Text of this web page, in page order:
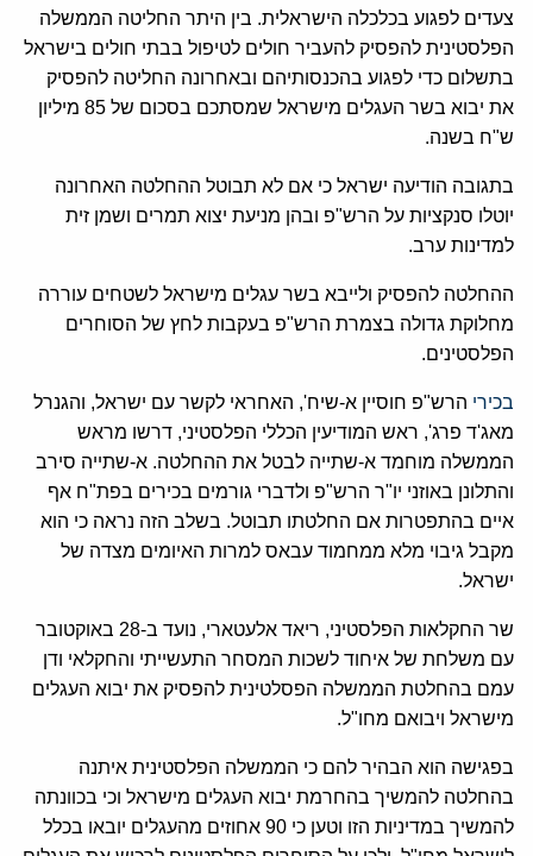
צעדים לפגוע בכלכלה הישראלית. בין היתר החליטה הממשלה
הפלסטינית להפסיק להעביר חולים לטיפול בבתי חולים בישראל
בתשלום כדי לפגוע בהכנסותיהם ובאחרונה החליטה להפסיק
את יבוא בשר העגלים מישראל שמסתכם בסכום של 85 מיליון
ש"ח בשנה.
בתגובה הודיעה ישראל כי אם לא תבוטל ההחלטה האחרונה
יוטלו סנקציות על הרש"פ ובהן מניעת יצוא תמרים ושמן זית
למדינות ערב.
ההחלטה להפסיק ולייבא בשר עגלים מישראל לשטחים עוררה
מחלוקת גדולה בצמרת הרש"פ בעקבות לחץ של הסוחרים
הפלסטינים.
בכירי הרש"פ חוסיין א-שיח', האחראי לקשר עם ישראל, והגנרל
מאג'ד פרג', ראש המודיעין הכללי הפלסטיני, דרשו מראש
הממשלה מוחמד א-שתייה לבטל את ההחלטה. א-שתייה סירב
והתלונן באוזני יו"ר הרש"פ ולדברי גורמים בכירים בפת"ח אף
איים בהתפטרות אם החלטתו תבוטל. בשלב הזה נראה כי הוא
מקבל גיבוי מלא ממחמוד עבאס למרות האיומים מצדה של
ישראל.
שר החקלאות הפלסטיני, ריאד אלעטארי, נועד ב-28 באוקטובר
עם משלחת של איחוד לשכות המסחר התעשייתי והחקלאי ודן
עמם בהחלטת הממשלה הפסלטינית להפסיק את יבוא העגלים
מישראל ויבואם מחו"ל.
בפגישה הוא הבהיר להם כי הממשלה הפלסטינית איתנה
בהחלטה להמשיך בהחרמת יבוא העגלים מישראל וכי בכוונתה
להמשיך במדיניות הזו וטען כי 90 אחוזים מהעגלים יובאו בכלל